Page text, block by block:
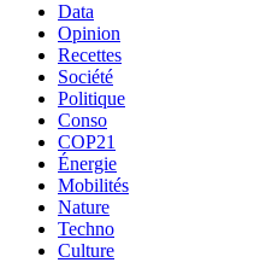
Data
Opinion
Recettes
Société
Politique
Conso
COP21
Énergie
Mobilités
Nature
Techno
Culture